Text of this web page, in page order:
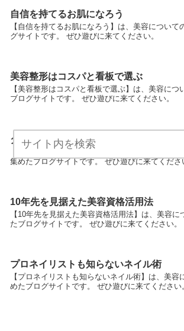
自信を持てるお肌になろう
【自信を持てるお肌になろう】は、美容について
グサイトです。 ぜひ遊びに来てください。
美容整形はコスパと看板で選ぶ
【美容整形はコスパと看板で選ぶ】は、美容につ
ブログサイトです。 ぜひ遊びに来てください。
ダイエットに勝てる志向と嗜好と思考
【ダイエットに勝てる志向と嗜好と思考】は、美
集めたブログサイトです。 ぜひ遊びに来てくださ
10年先を見据えた美容資格活用法
【10年先を見据えた美容資格活用法】は、美容に
たブログサイトです。 ぜひ遊びに来てください。
プロネイリストも知らないネイル術
【プロネイリストも知らないネイル術】は、美容
めたブログサイトです。 ぜひ遊びに来てください